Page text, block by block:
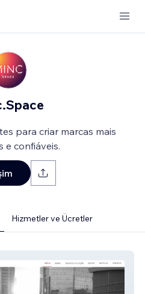
para criar marcas mais
e confiáveis.
Hizmetler ve Ücretler